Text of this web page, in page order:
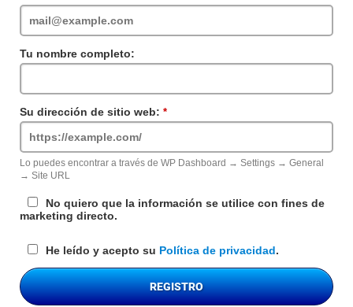
requerido
Tu nombre completo:
Su dirección de sitio web:
requerido
Lo puedes encontrar a través de WP Dashboard → Settings → General
→ Site URL
No quiero que la información se utilice con fines de
marketing directo.
He leído y acepto su Política de privacidad.
REGISTRO